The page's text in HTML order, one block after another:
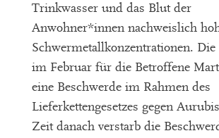
Trinkwasser und das Blut der
Anwohner*innen nachweislich
Schwermetallkonzentrationen.
im Februar für die Betroffene
eine Beschwerde im Rahmen des
Lieferkettengesetzes gegen
Zeit danach verstarb die